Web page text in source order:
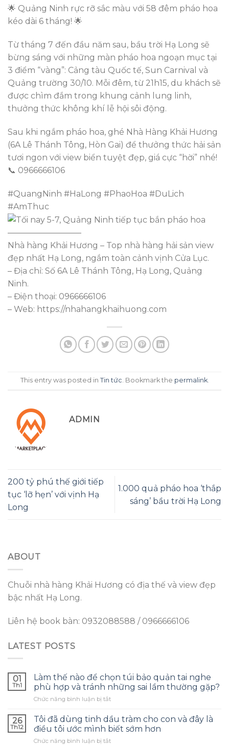
🌟 Quảng Ninh rực rỡ sắc màu với 58 đêm pháo hoa
kéo dài 6 tháng! 🌟
Từ tháng 7 đến đầu năm sau, bầu trời Hạ Long sẽ
bừng sáng với những màn pháo hoa ngoạn mục tại
3 điểm “vàng”: Cảng tàu Quốc tế, Sun Carnival và
Quảng trường 30/10. Mỗi đêm, từ 21h15, du khách sẽ
được chìm đắm trong khung cảnh lung linh,
thưởng thức không khí lễ hội sôi động.
Sau khi ngắm pháo hoa, ghé Nhà Hàng Khải Hương
(6A Lê Thánh Tông, Hòn Gai) để thưởng thức hải sản
tươi ngon với view biển tuyệt đẹp, giá cực “hời” nhé!
📞 0966666106
#QuangNinh #HaLong #PhaoHoa #DuLich
#AmThuc
—————————
Nhà hàng Khải Hương – Top nhà hàng hải sản view
đẹp nhất Hạ Long, ngắm toàn cảnh vịnh Cửa Lục.
– Địa chỉ: Số 6A Lê Thánh Tông, Hạ Long, Quảng
Ninh.
– Điện thoại: 0966666106
– Web: https://nhahangkhaihuong.com
This entry was posted in Tin tức. Bookmark the permalink.
ADMIN
200 tỷ phú thế giới tiếp
tục ‘lỡ hẹn’ với vịnh Hạ
Long
1.000 quả pháo hoa ‘thắp
sáng’ bầu trời Hạ Long
ABOUT
Chuỗi nhà hàng Khải Hương có địa thế và view đẹp
bậc nhất Hạ Long.
Liên hệ book bàn: 0932088588 / 0966666106
LATEST POSTS
01
Th1
Làm thế nào để chọn túi bảo quản tai nghe
phù hợp và tránh những sai lầm thường gặp?
Chức năng bình luận bị tắtở
thế
nào
để
chọn
26
Th12
Tôi đã dùng tinh dầu tràm cho con và đây là
điều tôi ước mình biết sớm hơn
Chức năng bình luận bị tắtở